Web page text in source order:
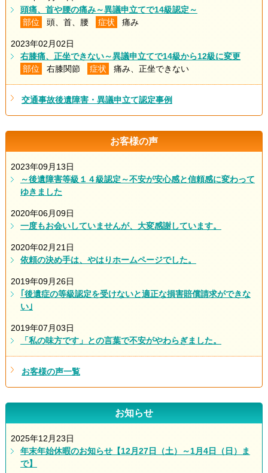
頭痛、首や腰の痛み～異議申立てで14級認定～
部位
頭、首、腰 症状 痛み
2023年02月02日
右膝痛、正坐できない～異議申立てで14級から12級に変更
部位
右膝関節 症状 痛み、正坐できない
交通事故後遺障害・異議申立て認定事例
お客様の声
2023年09月13日
～後遺障害等級１４級認定～不安が安心感と信頼感に変わって
ゆきました
2020年06月09日
一度もお会いしていませんが、大変感謝しています。
2020年02月21日
依頼の決め手は、やはりホームページでした。
2019年09月26日
｢後遺症の等級認定を受けないと適正な損害賠償請求ができな
い｣
2019年07月03日
「私の味方です」との言葉で不安がやわらぎました。
お客様の声一覧
お知らせ
2025年12月23日
年末年始休暇のお知らせ【12月27日（土）～1月4日（日）ま
で】